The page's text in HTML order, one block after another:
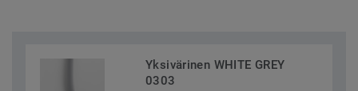
Yksivärinen WHITE GREY
0303